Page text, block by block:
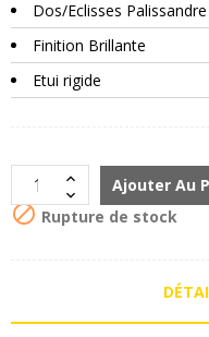
Dos/Eclisses
Finition Brillante
Etui rigide
Ajouter Au
 Rupture de stock